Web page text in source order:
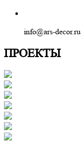
info@ars-decor.ru
ПРОЕКТЫ